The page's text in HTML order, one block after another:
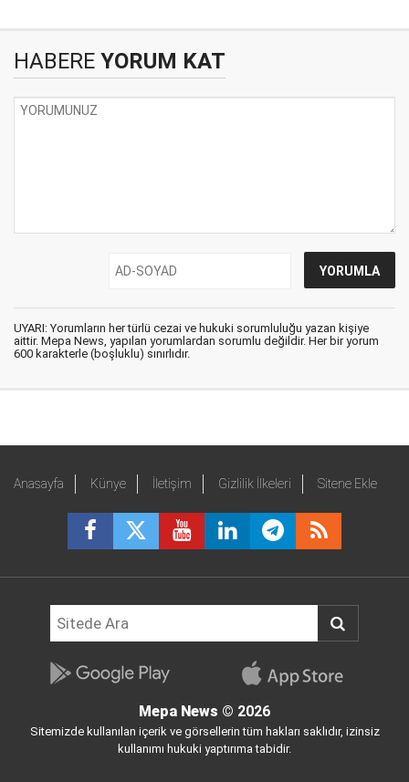
HABERE YORUM KAT
UYARI: Yorumların her türlü cezai ve hukuki sorumluluğu yazan kişiye
aittir. Mepa News, yapılan yorumlardan sorumlu değildir. Her bir yorum
600 karakterle (boşluklu) sınırlıdır.
Anasayfa Künye İletişim Gizlilik İlkeleri Sitene Ekle
Mepa News © 2026
Sitemizde kullanılan içerik ve görsellerin tüm hakları saklıdır, izinsiz
kullanımı hukuki yaptırıma tabidir.